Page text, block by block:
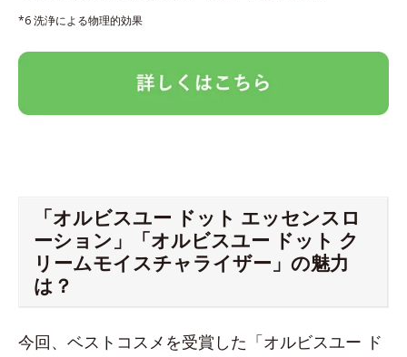
*6 洗浄による物理的効果
「オルビスユー ドット エッセンスロ
ーション」「オルビスユー ドット ク
リームモイスチャライザー」の魅力
は？
今回、ベストコスメを受賞した「オルビスユー ド